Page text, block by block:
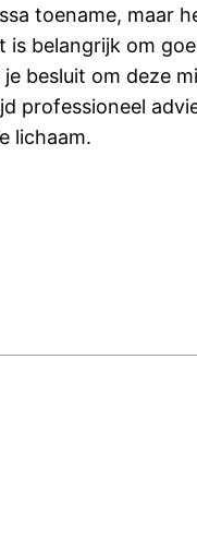
toename, maar
is belangrijk om
besluit om deze
professioneel
lichaam.